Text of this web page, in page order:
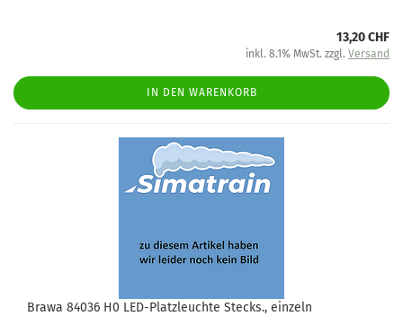
13,20 CHF
inkl. 8.1% MwSt. zzgl. Versand
IN DEN WARENKORB
Brawa 84036 H0 LED-Platzleuchte Stecks., einzeln